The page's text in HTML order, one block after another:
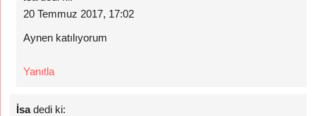
20 Temmuz 2017, 17:02
Aynen katılıyorum
Yanıtla
İsa dedi ki: